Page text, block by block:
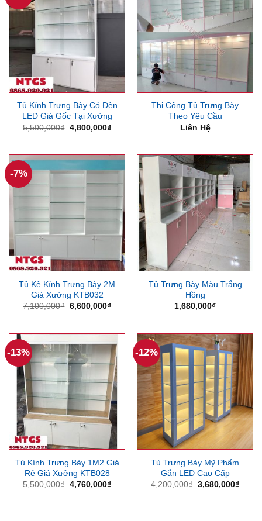
Tủ Kính Trưng Bày Có Đèn
LED Giá Gốc Tại Xưởng
5,500,000₫ Giá
4,800,000₫Giá
4,800,000₫.
Thi Công Tủ Trưng Bày
Theo Yêu Cầu
Liên Hệ
-7%
Tủ Kệ Kính Trưng Bày 2M
Giá Xưởng KTB032
7,100,000₫ Giá
6,600,000₫Giá
6,600,000₫.
Tủ Trưng Bày Màu Trắng
Hồng
1,680,000₫
-13%
Tủ Kính Trưng Bày 1M2 Giá
Rẻ Giá Xưởng KTB028
5,500,000₫ Giá
4,760,000₫Giá
-12%
Tủ Trưng Bày Mỹ Phẩm
Gắn LED Cao Cấp
4,200,000₫ Giá
3,680,000₫Giá